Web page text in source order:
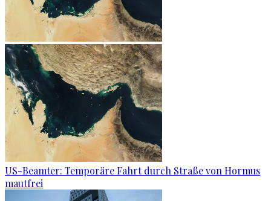
US-Beamter: Temporäre Fahrt durch Straße von Hormus
mautfrei